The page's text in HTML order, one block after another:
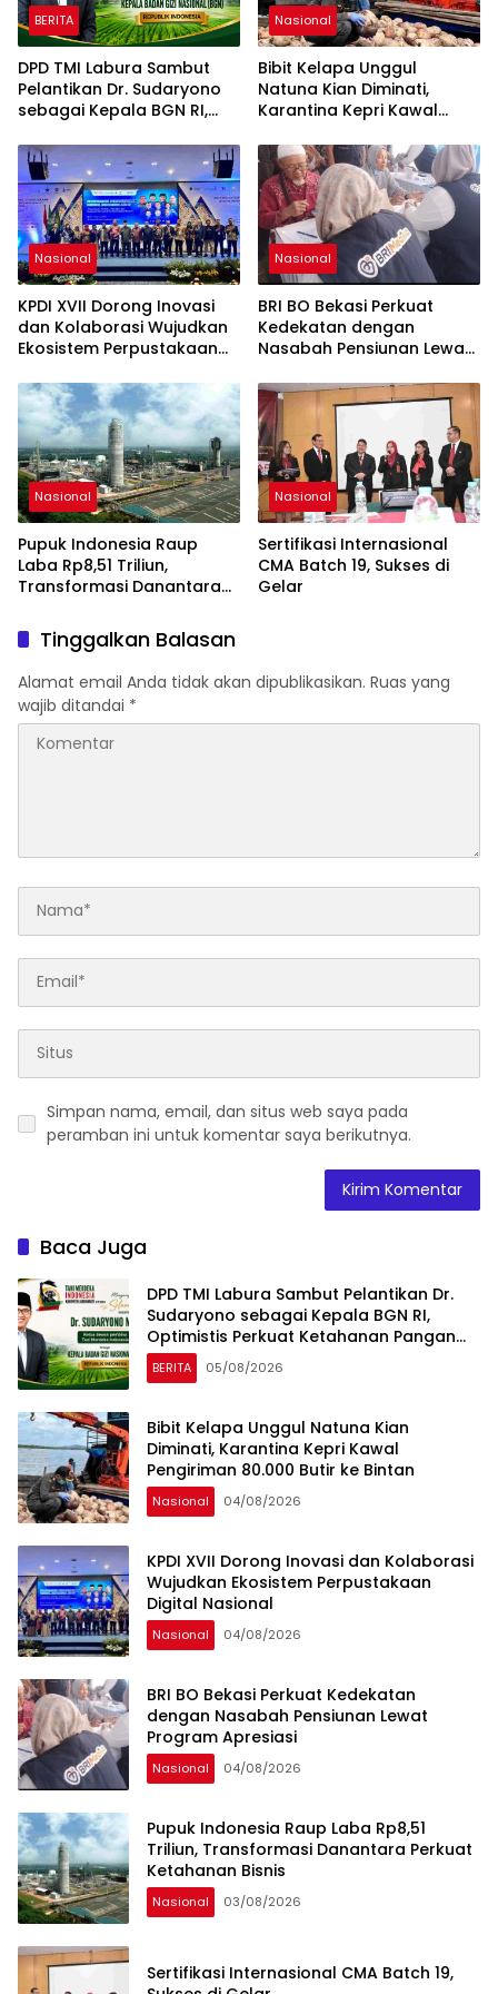
BERITA
DPD TMI Labura Sambut
Pelantikan Dr. Sudaryono
sebagai Kepala BGN RI,
Ketahanan Pangan dan
Gizi Nasional
Nasional
Bibit Kelapa Unggul
Natuna Kian Diminati,
Karantina Kepri Kawal
Bintan
Nasional
KPDI XVII Dorong Inovasi
dan Kolaborasi Wujudkan
Ekosistem Perpustakaan
Nasional
BRI BO Bekasi Perkuat
Kedekatan dengan
Nasabah Pensiunan Lewat
Nasional
Pupuk Indonesia Raup
Laba Rp8,51 Triliun,
Transformasi Danantara
Nasional
Sertifikasi Internasional
CMA Batch 19, Sukses di
Gelar
Tinggalkan Balasan
Alamat email Anda tidak akan dipublikasikan. Ruas yang
wajib ditandai *
Simpan nama, email, dan situs web saya pada
peramban ini untuk komentar saya berikutnya.
Baca Juga
DPD TMI Labura Sambut Pelantikan Dr.
Sudaryono sebagai Kepala BGN RI,
Optimistis Perkuat Ketahanan Pangan
dan Gizi Nasional
BERITA 05/08/2026
Bibit Kelapa Unggul Natuna Kian
Diminati, Karantina Kepri Kawal
Pengiriman 80.000 Butir ke Bintan
Nasional 04/08/2026
KPDI XVII Dorong Inovasi dan Kolaborasi
Wujudkan Ekosistem Perpustakaan
Digital Nasional
Nasional 04/08/2026
BRI BO Bekasi Perkuat Kedekatan
dengan Nasabah Pensiunan Lewat
Program Apresiasi
Nasional 04/08/2026
Pupuk Indonesia Raup Laba Rp8,51
Triliun, Transformasi Danantara Perkuat
Ketahanan Bisnis
Nasional 03/08/2026
Sertifikasi Internasional CMA Batch 19,